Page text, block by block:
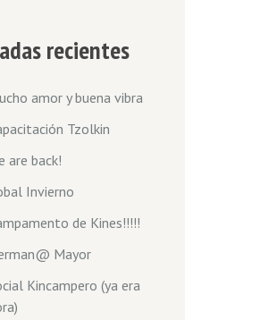
recientes
amor y buena vibra
Tzolkin
are back!
Invierno
de Kines!!!!!
Mayor
Kincampero (ya era